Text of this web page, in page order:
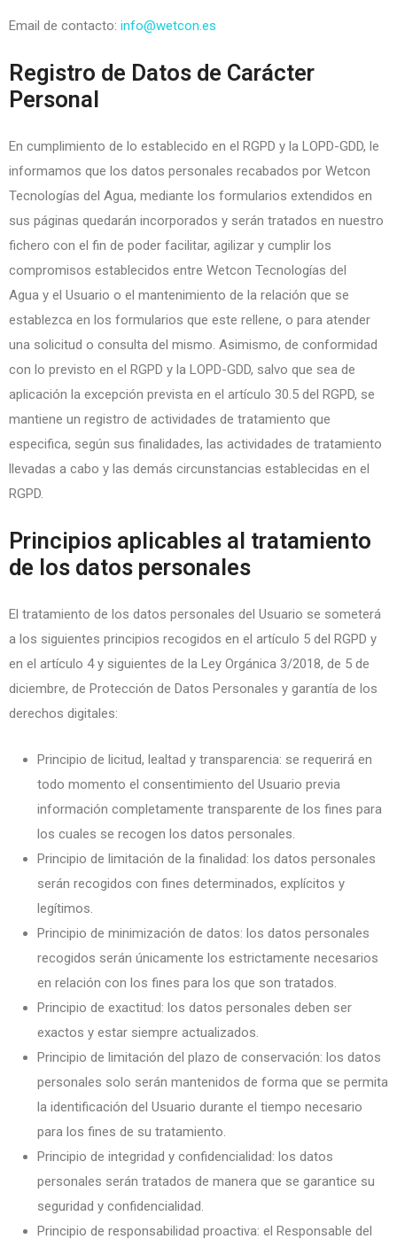
Email de contacto: info@wetcon.es
Registro de Datos de Carácter
Personal
En cumplimiento de lo establecido en el RGPD y la LOPD-GDD, le
informamos que los datos personales recabados por Wetcon
Tecnologías del Agua, mediante los formularios extendidos en
sus páginas quedarán incorporados y serán tratados en nuestro
fichero con el fin de poder facilitar, agilizar y cumplir los
compromisos establecidos entre Wetcon Tecnologías del
Agua y el Usuario o el mantenimiento de la relación que se
establezca en los formularios que este rellene, o para atender
una solicitud o consulta del mismo. Asimismo, de conformidad
con lo previsto en el RGPD y la LOPD-GDD, salvo que sea de
aplicación la excepción prevista en el artículo 30.5 del RGPD, se
mantiene un registro de actividades de tratamiento que
especifica, según sus finalidades, las actividades de tratamiento
llevadas a cabo y las demás circunstancias establecidas en el
RGPD.
Principios aplicables al tratamiento
de los datos personales
El tratamiento de los datos personales del Usuario se someterá
a los siguientes principios recogidos en el artículo 5 del RGPD y
en el artículo 4 y siguientes de la Ley Orgánica 3/2018, de 5 de
diciembre, de Protección de Datos Personales y garantía de los
derechos digitales:
Principio de licitud, lealtad y transparencia: se requerirá en
todo momento el consentimiento del Usuario previa
información completamente transparente de los fines para
los cuales se recogen los datos personales.
Principio de limitación de la finalidad: los datos personales
serán recogidos con fines determinados, explícitos y
legítimos.
Principio de minimización de datos: los datos personales
recogidos serán únicamente los estrictamente necesarios
en relación con los fines para los que son tratados.
Principio de exactitud: los datos personales deben ser
exactos y estar siempre actualizados.
Principio de limitación del plazo de conservación: los datos
personales solo serán mantenidos de forma que se permita
la identificación del Usuario durante el tiempo necesario
para los fines de su tratamiento.
Principio de integridad y confidencialidad: los datos
personales serán tratados de manera que se garantice su
seguridad y confidencialidad.
Principio de responsabilidad proactiva: el Responsable del